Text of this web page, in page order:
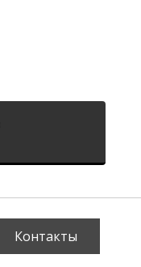
Контакты